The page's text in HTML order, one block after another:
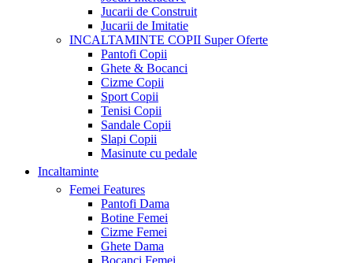
Jucarii de Construit
Jucarii de Imitatie
INCALTAMINTE COPII Super Oferte
Pantofi Copii
Ghete & Bocanci
Cizme Copii
Sport Copii
Tenisi Copii
Sandale Copii
Slapi Copii
Masinute cu pedale
Incaltaminte
Femei Features
Pantofi Dama
Botine Femei
Cizme Femei
Ghete Dama
Bocanci Femei